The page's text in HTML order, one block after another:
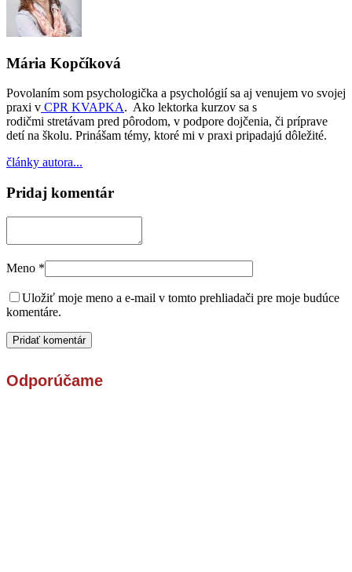
Mária Kopčíková
Povolaním som psychologička a psychológií sa aj venujem vo svojej
praxi v CPR KVAPKA. Ako lektorka kurzov sa s
rodičmi stretávam pred pôrodom, v podpore dojčenia, či príprave
detí na školu. Prinášam témy, ktoré mi v praxi pripadajú dôležité.
články autora...
Pridaj komentár
Meno *
Uložiť moje meno a e-mail v tomto prehliadači pre moje budúce
komentáre.
Odporúčame